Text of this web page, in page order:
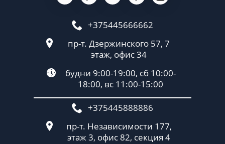
+375445666662
пр-т. Дзержинского 57, 7
этаж, офис 34
будни 9:00-19:00, сб 10:00-
18:00, вс 11:00-15:00
+375445888886
пр-т. Независимости 177,
этаж 3, офис 82, секция 4